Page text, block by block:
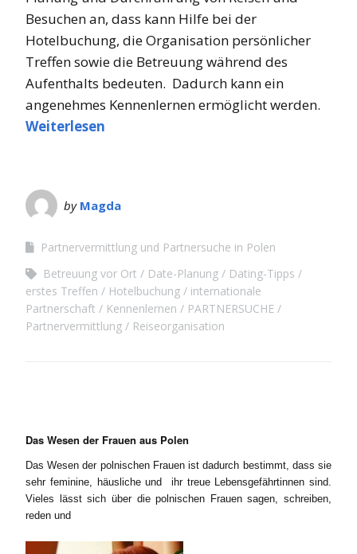
Besuchen an, dass kann Hilfe bei der
Hotelbuchung, die Organisation persönlicher
Treffen sowie die Betreuung während des
Aufenthalts bedeuten. Dadurch kann ein
angenehmes Kennenlernen ermöglicht werden.
Weiterlesen
by Magda
Partnervermittlung und Partnersuche in Polen
Betreuung vor Ort
Date-Planung
Dating-Tipps
erstes Treffen
Hotelbuchung
internationale
Partnerschaft
Kennenlernen
PARTNERSUCHE
Partnervermittlung
Reiseorganisation
Das Wesen der Frauen aus Polen
Das Wesen der polnischen Frauen ist dadurch bestimmt, dass sie
sehr feminine, häusliche und ihr treue Lebensgefährtinnen sind.
Vieles lässt sich über die polnischen Frauen sagen, schreiben,
reden und